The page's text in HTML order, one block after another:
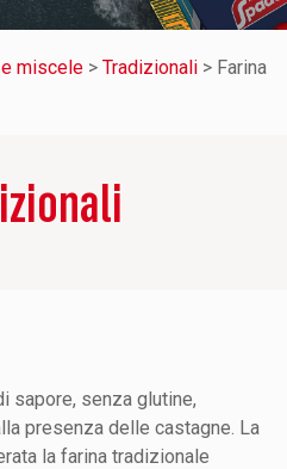
miscele > Tradizionali > Farina
sapore, senza glutine,
presenza delle castagne. La
la farina tradizionale